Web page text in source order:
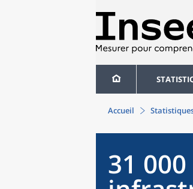
Accueil
31